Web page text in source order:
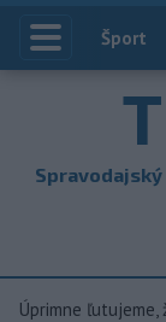
Index
Šport
Úprimne